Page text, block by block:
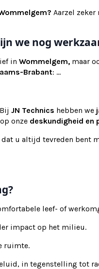
Aarzel
we nog
in Wommelgem, maar
Brabant: ...
JN Technics hebben we
onze deskundigheid
u altijd tevreden bent
leef- of
impact op het milieu.
ruimte.
in tegenstelling tot